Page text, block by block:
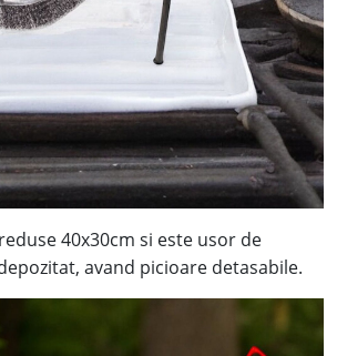
40x30cm si este usor de
avand picioare detasabile.